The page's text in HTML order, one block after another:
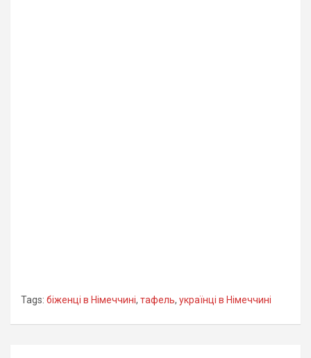
Tags: біженці в Німеччині, тафель, українці в Німеччині